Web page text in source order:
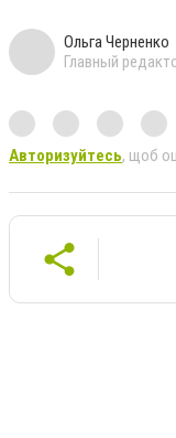
Ольга Черненко
Главный
Авторизуйтесь, щоб